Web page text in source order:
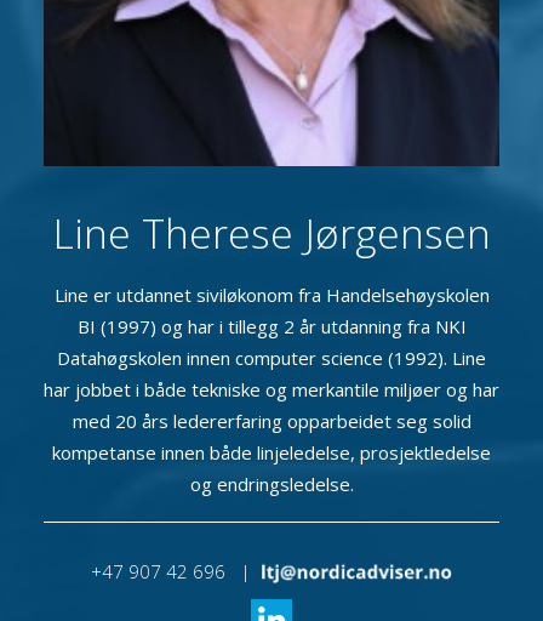
Line Therese Jørgensen
Line er utdannet siviløkonom fra Handelsehøyskolen
BI (1997) og har i tillegg 2 år utdanning fra NKI
Datahøgskolen innen computer science (1992). Line
har jobbet i både tekniske og merkantile miljøer og har
med 20 års ledererfaring opparbeidet seg solid
kompetanse innen både linjeledelse, prosjektledelse
og endringsledelse.
+47 907 42 696 |